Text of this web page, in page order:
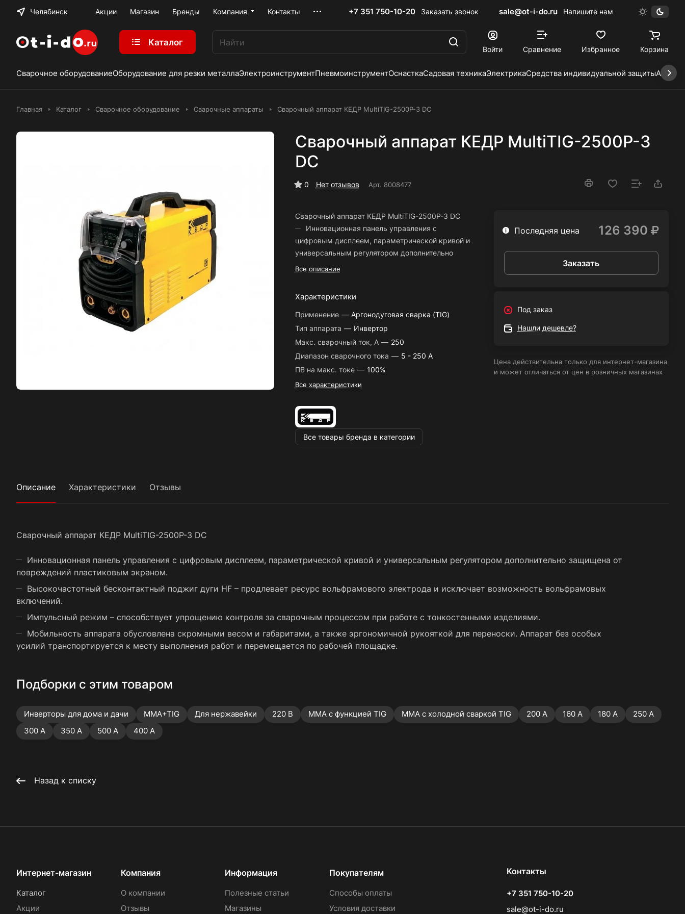
Челябинск Акции Магазин Бренды Компания Контакты +7 351 750-10-20 Заказать звонок sale@ot-i-do.ru Напишите нам
Каталог
Войти Сравнение Избранное Корзина
Сварочное оборудованиеОборудование для резки металлаЭлектроинструментПневмоинструментОснасткаСадовая техникаЭлектрикаСредства индивидуальной защиты
Главная Каталог Сварочное оборудование Сварочные аппараты Сварочный аппарат КЕДР MultiTIG-2500P-3 DC
Сварочный аппарат КЕДР MultiTIG-2500P-3
DC
0 Нет отзывов Арт. 8008477
Сварочный аппарат КЕДР MultiTIG-2500P-3 DC
Инновационная панель управления с
цифровым дисплеем, параметрической кривой и
универсальным регулятором дополнительно
защищена от повреждений пластиковым
Высокочастотный бесконтактный поджиг дуги
электрода и исключает возможность
вольфрамовых включений.
Импульсный режим – способствует
упрощению контроля за сварочным процессом
при работе с тонкостенными изделиями.
Мобильность аппарата обусловлена
эргономичной рукояткой для переноски. Аппарат
без особых усилий транспортируется к месту
выполнения работ и перемещается по рабочей
Все описание
Характеристики
Применение — Аргонодуговая сварка (TIG)
Тип аппарата — Инвертор
Макс. сварочный ток, А — 250
Диапазон сварочного тока — 5 - 250 A
ПВ на макс. токе — 100%
Все характеристики
Все товары бренда в категории
Последняя цена 126 390
Заказать
Под заказ
Нашли дешевле?
Цена действительна только для интернет-магазина
и может отличаться от цен в розничных магазинах
Описание Характеристики Отзывы
Сварочный аппарат КЕДР MultiTIG-2500P-3 DC
Инновационная панель управления с цифровым дисплеем, параметрической кривой и универсальным регулятором дополнительно защищена от
повреждений пластиковым экраном.
Высокочастотный бесконтактный поджиг дуги HF – продлевает ресурс вольфрамового электрода и исключает возможность вольфрамовых
включений.
Импульсный режим – способствует упрощению контроля за сварочным процессом при работе с тонкостенными изделиями.
Мобильность аппарата обусловлена скромными весом и габаритами, а также эргономичной рукояткой для переноски. Аппарат без особых
усилий транспортируется к месту выполнения работ и перемещается по рабочей площадке.
Подборки с этим товаром
Инверторы для дома и дачи MMA+TIG Для нержавейки 220 В MMA с функцией TIG MMA с холодной сваркой TIG 200 А 160 А 180 А
250 А
300 А
350 А 500 А 400 А
Назад к списку
Интернет-магазин
Каталог
Акции
Компания
О компании
Отзывы
Информация
Полезные статьи
Магазины
Покупателям
Способы оплаты
Условия доставки
Контакты
+7 351 750-10-20
sale@ot-i-do.ru